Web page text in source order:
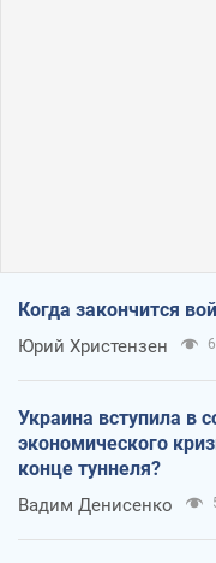
Когда закончится
Юрий Христензен
Украина вступила в
экономического
конце туннеля?
Вадим Денисенко